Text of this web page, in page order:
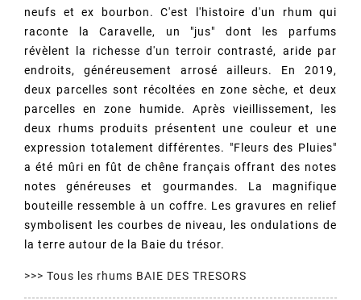
neufs et ex bourbon. C'est l'histoire d'un rhum qui
raconte la Caravelle, un "jus" dont les parfums
révèlent la richesse d'un terroir contrasté, aride par
endroits, généreusement arrosé ailleurs. En 2019,
deux parcelles sont récoltées en zone sèche, et deux
parcelles en zone humide. Après vieillissement, les
deux rhums produits présentent une couleur et une
expression totalement différentes. "Fleurs des Pluies"
a été mûri en fût de chêne français offrant des notes
notes généreuses et gourmandes. La magnifique
bouteille ressemble à un coffre. Les gravures en relief
symbolisent les courbes de niveau, les ondulations de
la terre autour de la Baie du trésor.
>>> Tous les rhums BAIE DES TRESORS